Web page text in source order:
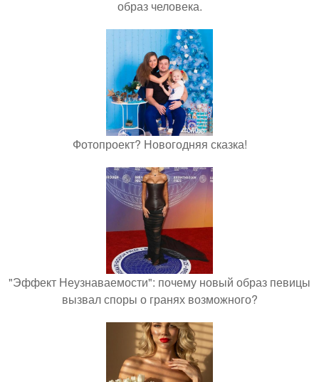
образ человека.
Фотопроект? Новогодняя сказка!
"Эффект Неузнаваемости": почему новый образ певицы
вызвал споры о гранях возможного?